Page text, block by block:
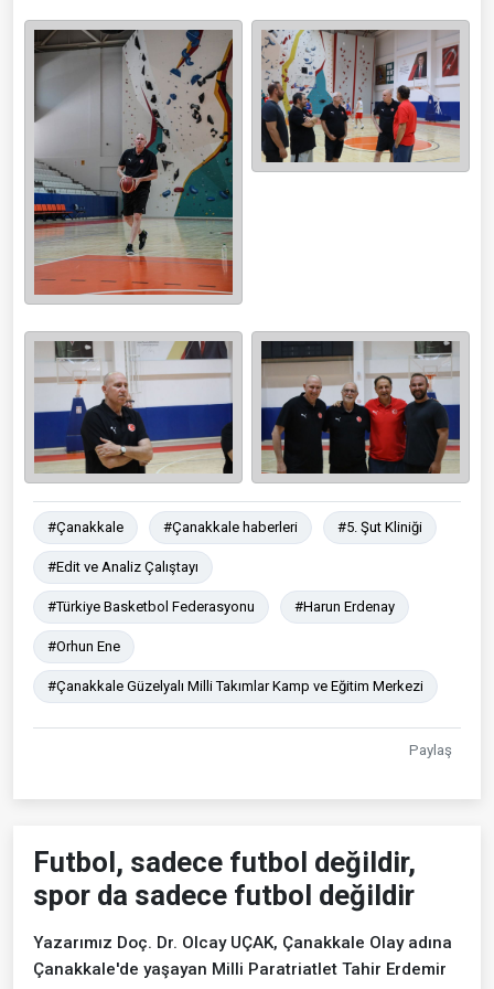
#Çanakkale #Çanakkale haberleri #5. Şut Kliniği
#Edit ve Analiz Çalıştayı
#Türkiye Basketbol Federasyonu #Harun Erdenay
#Orhun Ene
#Çanakkale Güzelyalı Milli Takımlar Kamp ve Eğitim Merkezi
Paylaş
Futbol, sadece futbol değildir,
spor da sadece futbol değildir
Yazarımız Doç. Dr. Olcay UÇAK, Çanakkale Olay adına
Çanakkale'de yaşayan Milli Paratriatlet Tahir Erdemir